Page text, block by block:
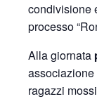
condivisione
processo
Alla giornata
ragazzi